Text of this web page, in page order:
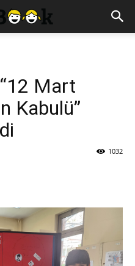
Mart
Kabulü”
1032